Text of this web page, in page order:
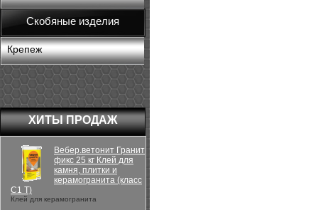
Скобяные изделия
Крепеж
ХИТЫ ПРОДАЖ
Вебер.ветонит Гранит
фикс 25 кг Клей для
камня, плитки и
керамогранита (класс
С1 Т)
Клей для керамогранита